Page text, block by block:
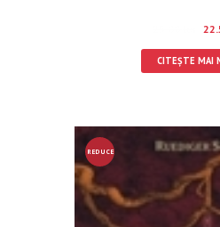
CITEȘTE MAI
REDUCE